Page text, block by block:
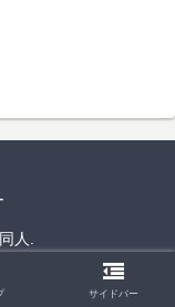
人.
サイドバー